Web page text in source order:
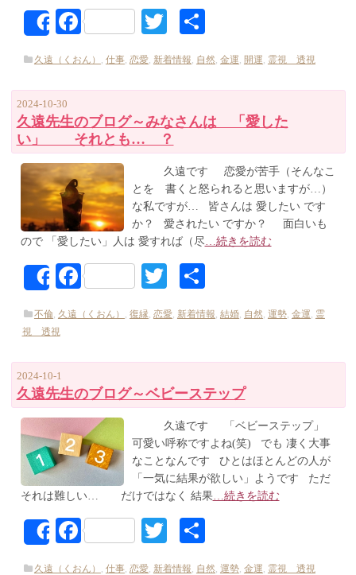
ShareFacebook Twitter
久遠（くおん） 仕事, 恋愛, 新着情報 自然, 金運 開運 霊視 透視
2024-10-30
久遠先生のブログ～みなさんは 「愛した
い」 それとも… ？
久遠です 恋愛が苦手（そんなこ
とを 書くと怒られると思いますが…）
な私ですが… 皆さんは 愛したい です
か？ 愛されたい ですか？ 面白いも
ので 「愛したい」人は 愛すれば（尽 …続きを読む
ShareFacebook Twitter
不倫, 久遠（くおん） 復縁 恋愛, 新着情報 結婚, 自然, 運勢, 金運 霊
視 透視
2024-10-1
久遠先生のブログ～ベビーステップ
久遠です 「ベビーステップ」
可愛い呼称ですよね(笑) でも 凄く大事
なことなんです ひとはほとんどの人が
「一気に結果が欲しい」ようです ただ
それは難しい… だけではなく 結果 …続きを読む
ShareFacebook Twitter
久遠（くおん） 仕事, 恋愛, 新着情報 自然, 運勢, 金運 霊視 透視